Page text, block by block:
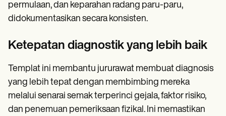
permulaan, dan keparahan radang paru-paru,
didokumentasikan secara konsisten.
Ketepatan diagnostik yang lebih baik
Templat ini membantu jururawat membuat diagnosis
yang lebih tepat dengan membimbing mereka
melalui senarai semak terperinci gejala, faktor risiko,
dan penemuan pemeriksaan fizikal. Ini memastikan